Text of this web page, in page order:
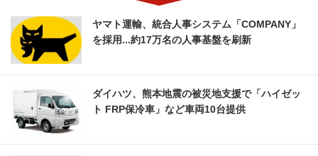
ヤマト運輸、統合人事システム「COMPANY」
を採用...約17万名の人事基盤を刷新
ダイハツ、熊本地震の被災地支援で「ハイゼッ
ト FRP保冷車」など車両10台提供